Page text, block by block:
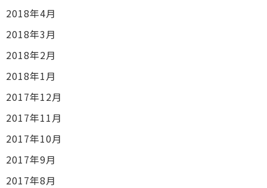
2018年4月
2018年3月
2018年2月
2018年1月
2017年12月
2017年11月
2017年10月
2017年9月
2017年8月